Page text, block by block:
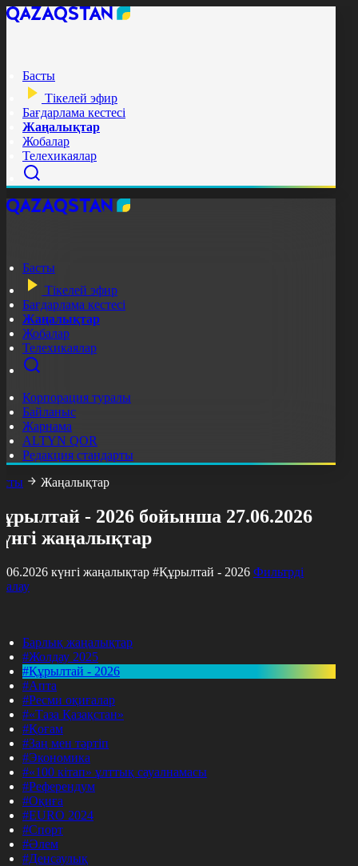
Басты
Тікелей эфир
Бағдарлама кестесі
Жаңалықтар
Жобалар
Телехикаялар
Басты
Тікелей эфир
Бағдарлама кестесі
Жаңалықтар
Жобалар
Телехикаялар
Корпорация туралы
Байланыс
Жарнама
ALTYN QOR
Редакция стандарты
Жаңалықтар
- 2026 бойынша 27.06.2026
жаңалықтар
күнгі жаңалықтар #Құрылтай - 2026 Фильтрді
Барлық жаңалықтар
#Жолдау 2025
#Құрылтай - 2026
#Апта
#Ресми оқиғалар
#«Таза Қазақстан»
#Қоғам
#Заң мен тәртіп
#Экономика
#«100 кітап» ұлттық сауалнамасы
#Референдум
#Оқиға
#EURO 2024
#Спорт
#Әлем
#Денсаулық